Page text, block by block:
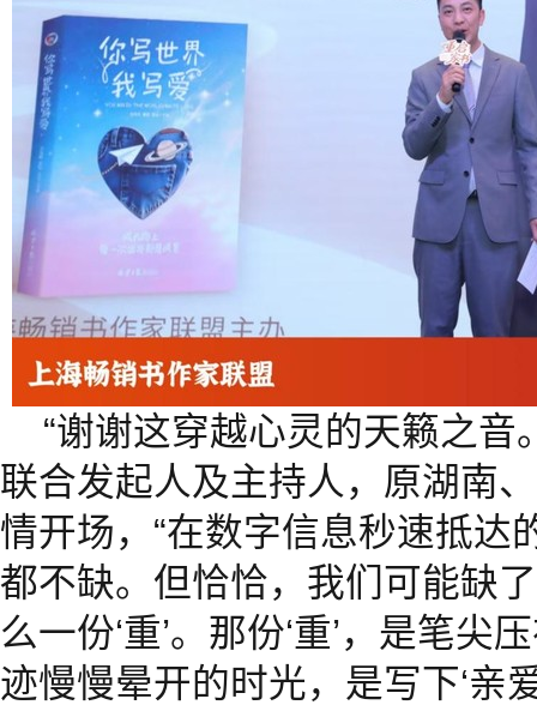
“谢谢这穿越心灵的天籁之音
联合发起人及主持人，原湖南
情开场，“在数字信息秒速抵达
都不缺。但恰恰，我们可能缺
么一份‘重’。那份‘重’，是笔尖
迹慢慢晕开的时光，是写下‘亲